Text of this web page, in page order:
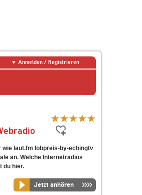
Anmelden / Registrieren
wie laut.fm lobpreis-by-echingtv
an. Welche Internetradios
du hier.
Jetzt anhören